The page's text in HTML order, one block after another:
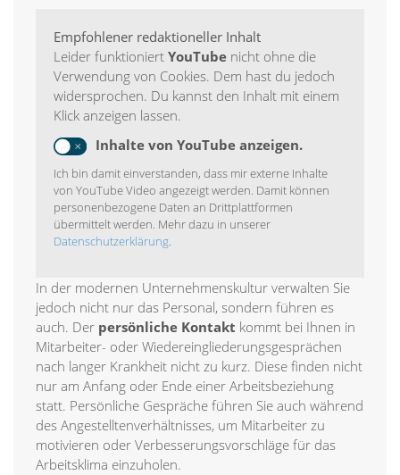
Empfohlener redaktioneller Inhalt
Leider funktioniert YouTube nicht ohne die
Verwendung von Cookies. Dem hast du jedoch
widersprochen. Du kannst den Inhalt mit einem
Klick anzeigen lassen.
Inhalte von YouTube anzeigen.
Ich bin damit einverstanden, dass mir externe Inhalte
von YouTube Video angezeigt werden. Damit können
personenbezogene Daten an Drittplattformen
übermittelt werden. Mehr dazu in unserer
Datenschutzerklärung.
In der modernen Unternehmenskultur verwalten Sie
jedoch nicht nur das Personal, sondern führen es
auch. Der persönliche Kontakt kommt bei Ihnen in
Mitarbeiter- oder Wiedereingliederungsgesprächen
nach langer Krankheit nicht zu kurz. Diese finden nicht
nur am Anfang oder Ende einer Arbeitsbeziehung
statt. Persönliche Gespräche führen Sie auch während
des Angestelltenverhältnisses, um Mitarbeiter zu
motivieren oder Verbesserungsvorschläge für das
Arbeitsklima einzuholen.